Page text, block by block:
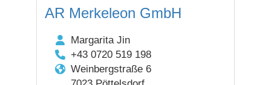
AR Merkeleon GmbH
Margarita Jin
+43 0720 519 198
Weinbergstraße 6